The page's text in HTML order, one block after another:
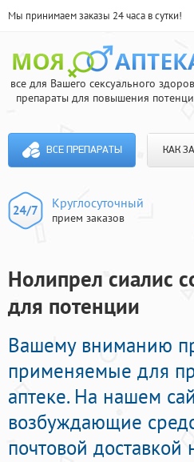
Мы принимаем заказы 24 часа в сутки!
все для Вашего сексуального
препараты для повышения
ВСЕ ПРЕПАРАТЫ КАК
Круглосуточный
прием заказов
Нолипрел сиалис
для потенции
Вашему вниманию
применяемые для
аптеке. На нашем
возбуждающие
почтовой